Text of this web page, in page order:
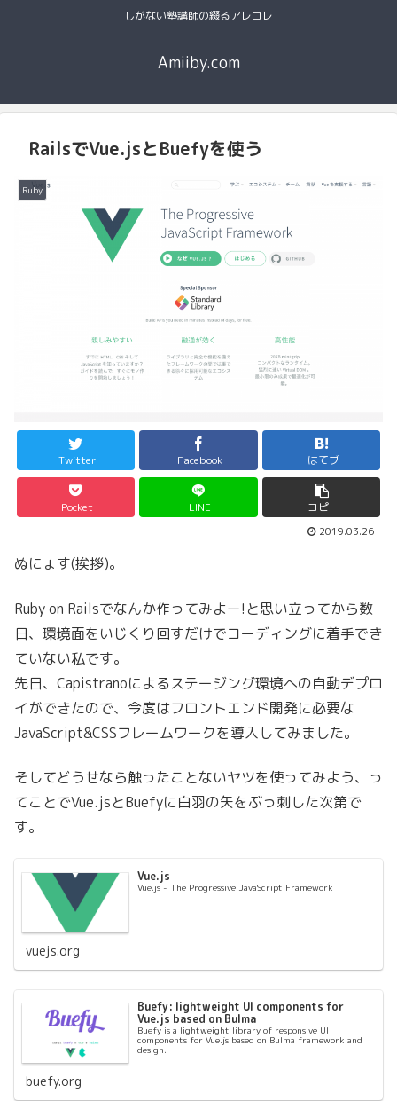
しがない塾講師の綴るアレコレ
Amiiby.com
RailsでVue.jsとBuefyを使う
Ruby
Twitter Facebook はてブ
Pocket LINE コピー
2019.03.26
ぬにょす(挨拶)。
Ruby on Railsでなんか作ってみよー!と思い立ってから数
日、環境面をいじくり回すだけでコーディングに着手でき
ていない私です。
先日、Capistranoによるステージング環境への自動デプロ
イができたので、今度はフロントエンド開発に必要な
JavaScript&CSSフレームワークを導入してみました。
そしてどうせなら触ったことないヤツを使ってみよう、っ
てことでVue.jsとBuefyに白羽の矢をぶっ刺した次第で
す。
Vue.js
Vue.js - The Progressive JavaScript Framework
vuejs.org
Buefy: lightweight UI components for
Vue.js based on Bulma
Buefy is a lightweight library of responsive UI
components for Vue.js based on Bulma framework and
design.
buefy.org